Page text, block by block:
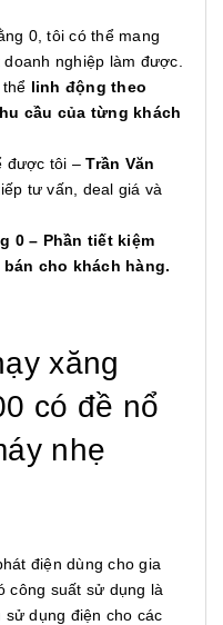
0, tôi có thể mang
nghiệp làm được.
linh động theo
cầu của từng khách
được tôi –Trần Văn
tư vấn, deal giá và
0 – Phần tiết kiệm
cho khách hàng.
xăng
có đề nổ
nhẹ
điện dùng cho gia
công suất sử dụng là
dụng điện cho các